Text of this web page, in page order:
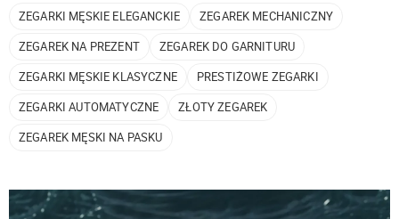
ZEGARKI MĘSKIE ELEGANCKIE
ZEGAREK MECHANICZNY
ZEGAREK NA PREZENT
ZEGAREK DO GARNITURU
ZEGARKI MĘSKIE KLASYCZNE
PRESTIŻOWE ZEGARKI
ZEGARKI AUTOMATYCZNE
ZŁOTY ZEGAREK
ZEGAREK MĘSKI NA PASKU